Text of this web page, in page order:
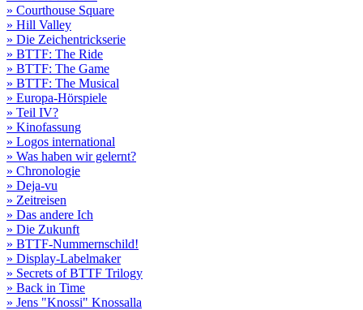
» Courthouse Square
» Hill Valley
» Die Zeichentrickserie
» BTTF: The Ride
» BTTF: The Game
» BTTF: The Musical
» Europa-Hörspiele
» Teil IV?
» Kinofassung
» Logos international
» Was haben wir gelernt?
» Chronologie
» Deja-vu
» Zeitreisen
» Das andere Ich
» Die Zukunft
» BTTF-Nummernschild!
» Display-Labelmaker
» Secrets of BTTF Trilogy
» Back in Time
» Jens "Knossi" Knossalla